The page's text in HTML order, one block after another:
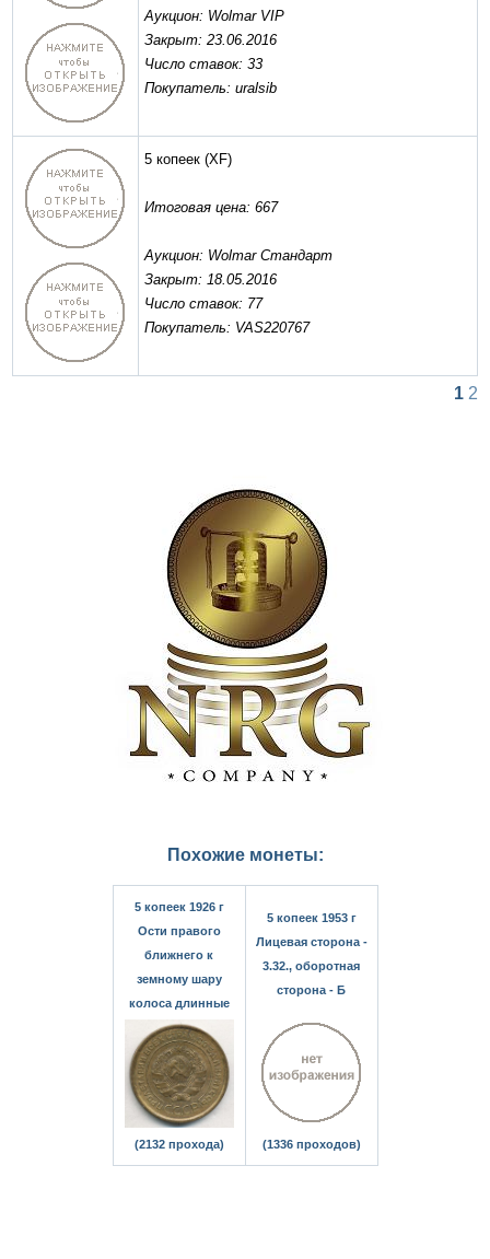
Аукцион: Wolmar VIP
Закрыт: 23.06.2016
Число ставок: 33
Покупатель: uralsib
5 копеек (XF)
Итоговая цена: 667
Аукцион: Wolmar Стандарт
Закрыт: 18.05.2016
Число ставок: 77
Покупатель: VAS220767
1 2
Похожие монеты:
5 копеек 1926 г
Ости правого
ближнего к
земному шару
колоса длинные
(2132 прохода)
5 копеек 1953 г
Лицевая сторона -
3.32., оборотная
сторона - Б
(1336 проходов)